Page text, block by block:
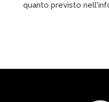
quanto previsto